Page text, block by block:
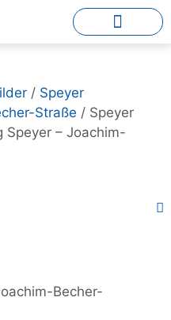
/ Speyer
Straße / Speyer
Speyer – Joachim-
Becher-